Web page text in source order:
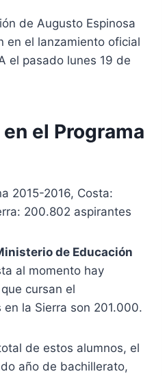
de Augusto Espinosa
en el lanzamiento oficial
el pasado lunes 19 de
el Programa
2015-2016, Costa:
200.802 aspirantes
de Educación
al momento hay
cursan el
la Sierra son 201.000.
de estos alumnos, el
año de bachillerato,